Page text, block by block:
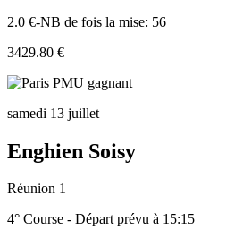
2.0 €-NB de fois la mise: 56
3429.80 €
samedi 13 juillet
Enghien Soisy
Réunion 1
4° Course - Départ prévu à 15:15